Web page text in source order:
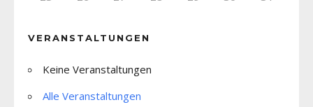
VERANSTALTUNGEN
Keine Veranstaltungen
Alle Veranstaltungen